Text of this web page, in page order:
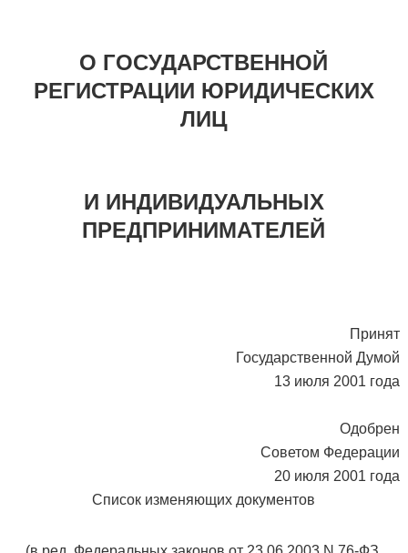
О ГОСУДАРСТВЕННОЙ
РЕГИСТРАЦИИ ЮРИДИЧЕСКИХ
ЛИЦ
И ИНДИВИДУАЛЬНЫХ
ПРЕДПРИНИМАТЕЛЕЙ
Принят
Государственной Думой
13 июля 2001 года
Одобрен
Советом Федерации
20 июля 2001 года
Список изменяющих документов